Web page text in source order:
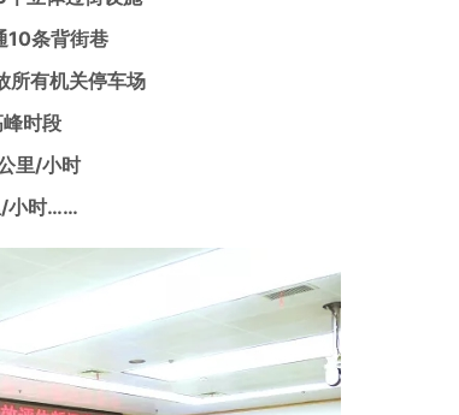
10条背街巷
所有机关停车场
时段
里/小时
/小时……